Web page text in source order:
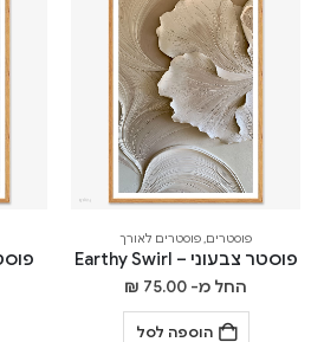
פוסטרים,פוסטרים לאורך
פוסטר צבעוני – Earthy Swirl
החל מ- ₪ 75.00
הוספה לסל